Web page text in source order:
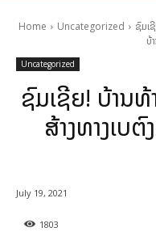
Home Uncategorized
ຊົມເ
ບ້
Uncategorized
ຊົມເຊີຍ! ບ້ານ
ສ້າງທາງເບ
1803
July 19, 2021